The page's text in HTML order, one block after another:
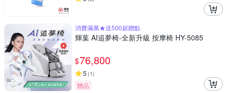
消費滿萬★送500超贈點
輝葉 AI追夢椅-全新升級 按摩椅 HY-5085
$76,800
5 (1)
贈品